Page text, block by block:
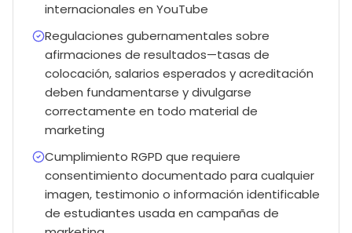
internacionales en YouTube
Regulaciones gubernamentales sobre
afirmaciones de resultados—tasas de
colocación, salarios esperados y acreditación
deben fundamentarse y divulgarse
correctamente en todo material de
marketing
Cumplimiento RGPD que requiere
consentimiento documentado para cualquier
imagen, testimonio o información identificable
de estudiantes usada en campañas de